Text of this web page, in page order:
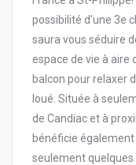
possibilité d'une 3e
saura vous séduire
espace de vie à aire
balcon pour relaxer
loué. Située à
de Candiac et à
bénéficie
seulement quelques